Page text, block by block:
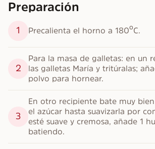
Preparación
1 Precalienta el horno a 180ºC.
2
Para la masa de galletas: en un
las galletas María y tritúralas;
polvo para hornear.
3
En otro recipiente bate muy
el azúcar hasta suavizarla por
esté suave y cremosa, añade 1
batiendo.